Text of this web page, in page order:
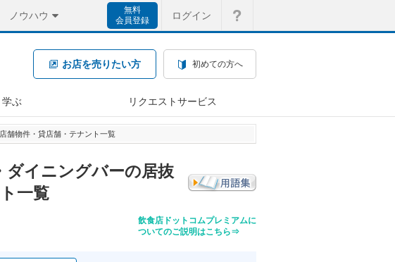
ノウハウ
無料
会員登録
ログイン
お店を売りたい方 初めての方へ
学ぶ リクエストサービス
舗物件・貸店舗・テナント一覧
ダイニングバーの居抜
一覧
飲食店ドットコムプレミアムに
ついてのご説明はこちら⇒